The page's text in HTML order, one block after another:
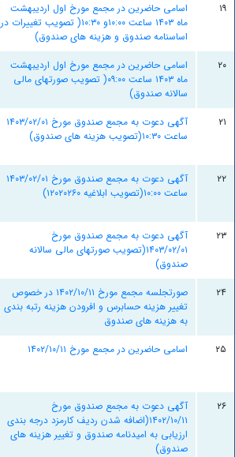
۱۹
اسامی حاضرین در مجمع مورخ اول اردیبهشت
ماه ۱۴۰۳ ساعت ۱۰:۰۰و ۱۰:۳۰( تصویب تغییرات در
اساسنامه صندوق و هزینه های صندوق)
۲۰
اسامی حاضرین در مجمع مورخ اول اردیبهشت
ماه ۱۴۰۳ ساعت ۰۹:۰۰( تصویب صورتهای مالی
سالانه صندوق)
۲۱
آگهی دعوت به مجمع صندوق مورخ ۱۴۰۳/۰۲/۰۱
ساعت ۱۰:۳۰(تصویب هزینه های صندوق)
۲۲
آگهی دعوت به مجمع صندوق مورخ ۱۴۰۳/۰۲/۰۱
ساعت ۱۰:۰۰(تصویب ابلاغیه ۱۲۰۲۰۲۶۰)
۲۳
آگهی دعوت به مجمع صندوق مورخ
۱۴۰۳/۰۲/۰۱(تصویب صورتهای مالی سالانه
صندوق)
۲۴
صورتجلسه مجمع مورخ ۱۴۰۲/۱۰/۱۱ در خصوص
تغییر هزینه حسابرس و افرودن هزینه رتبه بندی
به هزینه های صندوق
۲۵
اسامی حاضرین در مجمع مورخ ۱۴۰۲/۱۰/۱۱
۲۶
آگهی دعوت به مجمع صندوق مورخ
۱۴۰۲/۱۰/۱۱(اضافه شدن ردیف کارمزد درجه بندی
ارزیابی به امیدنامه صندوق و تغییر هزینه های
صندوق)